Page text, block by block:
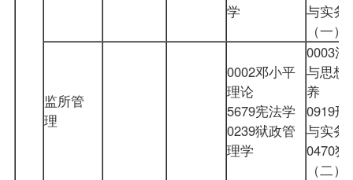
学
与实务
（一
监所管
理
0002邓小平
理论
5679宪法学
0239狱政管
理学
0003法
与思想
养
0919刑
与实务
0470犯
（二